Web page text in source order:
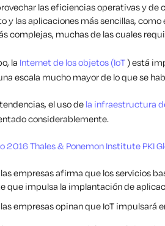
las eficiencias operativas y de
y las aplicaciones más sencillas,
complejas, muchas de las cuales
la Internet de los objetos (IoT) está
escala mucho mayor de lo que se
el uso de la infraestructura
considerablemente.
2016 Thales & Ponemon Institute PKI
empresas afirma que los servicios
que impulsa la implantación de
empresas opinan que IoT impulsará